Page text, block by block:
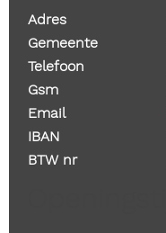
Adres
Gemeente
Telefoon
Gsm
Email
IBAN
BTW nr